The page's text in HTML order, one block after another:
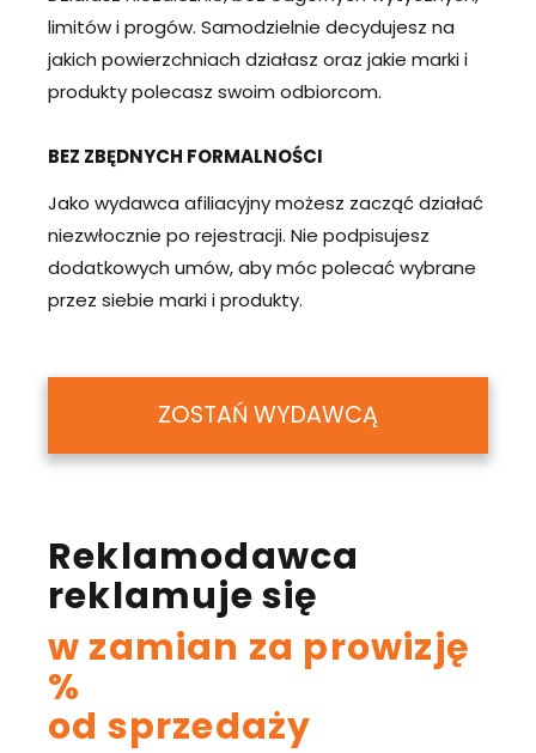
limitów i progów. Samodzielnie decydujesz na
jakich powierzchniach działasz oraz jakie marki i
produkty polecasz swoim odbiorcom.
BEZ ZBĘDNYCH FORMALNOŚCI
Jako wydawca afiliacyjny możesz zacząć działać
niezwłocznie po rejestracji. Nie podpisujesz
dodatkowych umów, aby móc polecać wybrane
przez siebie marki i produkty.
ZOSTAŃ WYDAWCĄ
Reklamodawca
reklamuje się
w zamian za prowizję
%
od sprzedaży